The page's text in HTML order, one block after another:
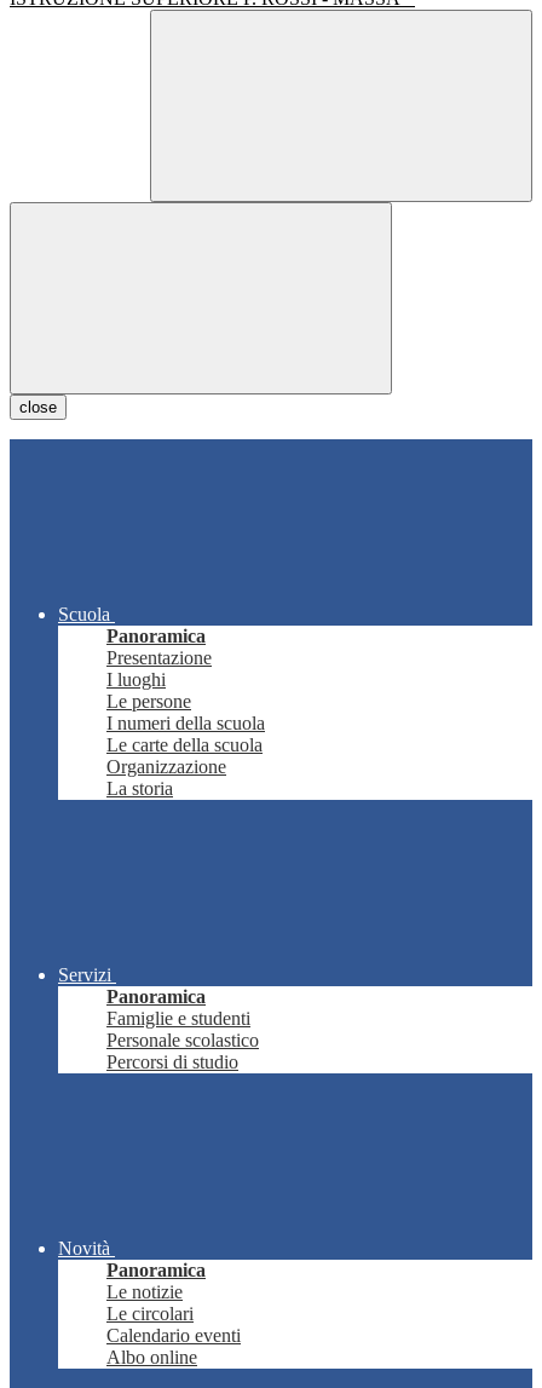
close
Scuola
Panoramica
Presentazione
I luoghi
Le persone
I numeri della scuola
Le carte della scuola
Organizzazione
La storia
Servizi
Panoramica
Famiglie e studenti
Personale scolastico
Percorsi di studio
Novità
Panoramica
Le notizie
Le circolari
Calendario eventi
Albo online